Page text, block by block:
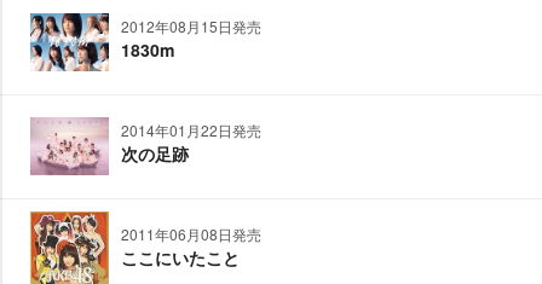
2012年08月15日発売
1830m
2014年01月22日発売
次の足跡
2011年06月08日発売
ここにいたこと